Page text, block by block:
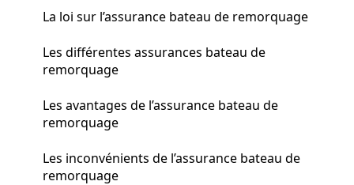
La loi sur l’assurance bateau de remorquage
Les différentes assurances bateau de
remorquage
Les avantages de l’assurance bateau de
remorquage
Les inconvénients de l’assurance bateau de
remorquage